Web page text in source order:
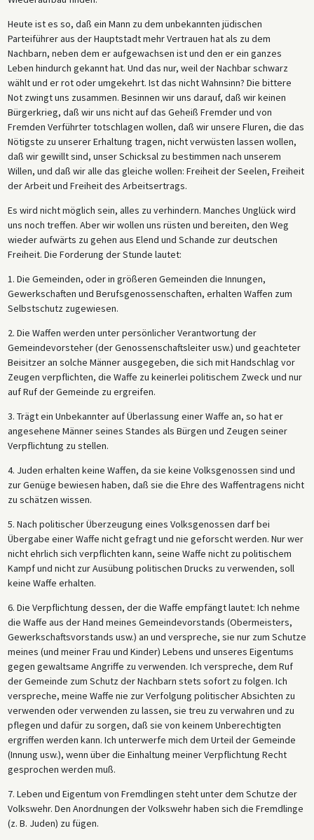
Heute ist es so, daß ein Mann zu dem unbekannten jüdischen
Parteiführer aus der Hauptstadt mehr Vertrauen hat als zu dem
Nachbarn, neben dem er aufgewachsen ist und den er ein ganzes
Leben hindurch gekannt hat. Und das nur, weil der Nachbar schwarz
wählt und er rot oder umgekehrt. Ist das nicht Wahnsinn? Die bittere
Not zwingt uns zusammen. Besinnen wir uns darauf, daß wir keinen
Bürgerkrieg, daß wir uns nicht auf das Geheiß Fremder und von
Fremden Verführter totschlagen wollen, daß wir unsere Fluren, die das
Nötigste zu unserer Erhaltung tragen, nicht verwüsten lassen wollen,
daß wir gewillt sind, unser Schicksal zu bestimmen nach unserem
Willen, und daß wir alle das gleiche wollen: Freiheit der Seelen, Freiheit
der Arbeit und Freiheit des Arbeitsertrags.
Es wird nicht möglich sein, alles zu verhindern. Manches Unglück wird
uns noch treffen. Aber wir wollen uns rüsten und bereiten, den Weg
wieder aufwärts zu gehen aus Elend und Schande zur deutschen
Freiheit. Die Forderung der Stunde lautet:
1. Die Gemeinden, oder in größeren Gemeinden die Innungen,
Gewerkschaften und Berufsgenossenschaften, erhalten Waffen zum
Selbstschutz zugewiesen.
2. Die Waffen werden unter persönlicher Verantwortung der
Gemeindevorsteher (der Genossenschaftsleiter usw.) und geachteter
Beisitzer an solche Männer ausgegeben, die sich mit Handschlag vor
Zeugen verpflichten, die Waffe zu keinerlei politischem Zweck und nur
auf Ruf der Gemeinde zu ergreifen.
3. Trägt ein Unbekannter auf Überlassung einer Waffe an, so hat er
angesehene Männer seines Standes als Bürgen und Zeugen seiner
Verpflichtung zu stellen.
4. Juden erhalten keine Waffen, da sie keine Volksgenossen sind und
zur Genüge bewiesen haben, daß sie die Ehre des Waffentragens nicht
zu schätzen wissen.
5. Nach politischer Überzeugung eines Volksgenossen darf bei
Übergabe einer Waffe nicht gefragt und nie geforscht werden. Nur wer
nicht ehrlich sich verpflichten kann, seine Waffe nicht zu politischem
Kampf und nicht zur Ausübung politischen Drucks zu verwenden, soll
keine Waffe erhalten.
6. Die Verpflichtung dessen, der die Waffe empfängt lautet: Ich nehme
die Waffe aus der Hand meines Gemeindevorstands (Obermeisters,
Gewerkschaftsvorstands usw.) an und verspreche, sie nur zum Schutze
meines (und meiner Frau und Kinder) Lebens und unseres Eigentums
gegen gewaltsame Angriffe zu verwenden. Ich verspreche, dem Ruf
der Gemeinde zum Schutz der Nachbarn stets sofort zu folgen. Ich
verspreche, meine Waffe nie zur Verfolgung politischer Absichten zu
verwenden oder verwenden zu lassen, sie treu zu verwahren und zu
pflegen und dafür zu sorgen, daß sie von keinem Unberechtigten
ergriffen werden kann. Ich unterwerfe mich dem Urteil der Gemeinde
(Innung usw.), wenn über die Einhaltung meiner Verpflichtung Recht
gesprochen werden muß.
7. Leben und Eigentum von Fremdlingen steht unter dem Schutze der
Volkswehr. Den Anordnungen der Volkswehr haben sich die Fremdlinge
(z. B. Juden) zu fügen.